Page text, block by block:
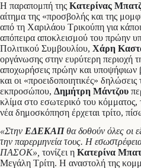
Η παραπομπή της Κατερίνας
αίτημα της «προσβολής και της
από τη Χαριλάου Τρικούπη για
απόπειρα αποκλεισμού του πρώην
Πολιτικού Συμβουλίου, Χάρη
οργάνωσης στην ευρύτερη περιοχή
αποχωρήσεις πρώην και
και οι «προειδοποιητικές»
εκπροσώπου, Δημήτρη Μάντζου
κλίμα στο εσωτερικό του
νέα δημοσκόπηση έρχεται τρίτο,
«Στην ΕΔΕΚΑΠθα δοθούν όλες οι
την παρερμηνεία τους. Η εσωστρέφεια
ΠΑΣΟΚ», τονίζει η Κατερίνα
Μεγάλη Τρίτη. Η αναστολή της